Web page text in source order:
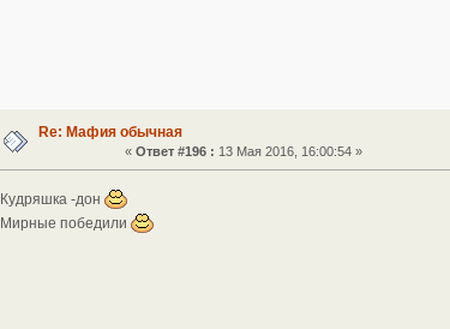
Re: Мафия обычная
«Ответ #196 : 13 Мая 2016, 16:00:54 »
Кудряшка -дон
Мирные победили